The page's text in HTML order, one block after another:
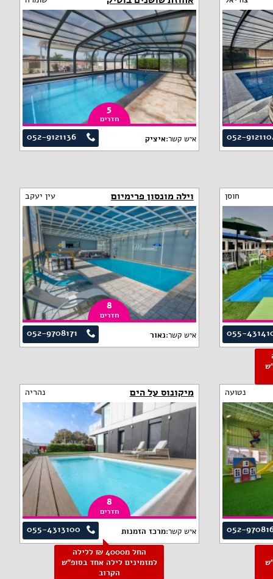
052-
5
חדרים
052-9121136 איש קשר:איציק
חוסן
055-
וילה מונסון פרימיום עין יעקב
8
חדרים
052-9708171 איש קשר:נאור
נטועה
052-
מיקונוס על הים נהריה
8
חדרים
055-4313100 איש קשר:מרכז הזמנות
החל מ4000 ₪ ללילה
למזמינים לילה אחד בסופ"ש
הקרוב